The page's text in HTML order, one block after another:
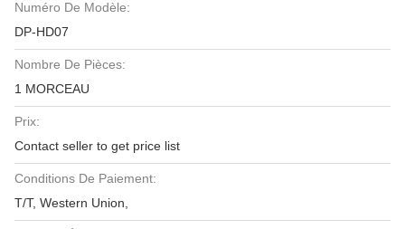
Numéro De Modèle:
DP-HD07
Nombre De Pièces:
1 MORCEAU
Prix:
Contact seller to get price list
Conditions De Paiement:
T/T, Western Union,